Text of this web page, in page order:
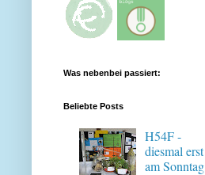
Was nebenbei passiert:
Beliebte Posts
H54F -
diesmal erst
am Sonntag